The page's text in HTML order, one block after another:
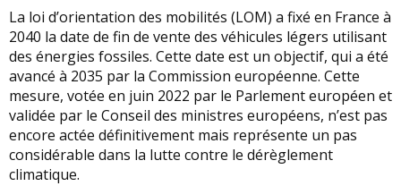
La loi d’orientation des mobilités (LOM) a fixé en France à
2040 la date de fin de vente des véhicules légers utilisant
des énergies fossiles. Cette date est un objectif, qui a été
avancé à 2035 par la Commission européenne. Cette
mesure, votée en juin 2022 par le Parlement européen et
validée par le Conseil des ministres européens, n’est pas
encore actée définitivement mais représente un pas
considérable dans la lutte contre le dérèglement
climatique.